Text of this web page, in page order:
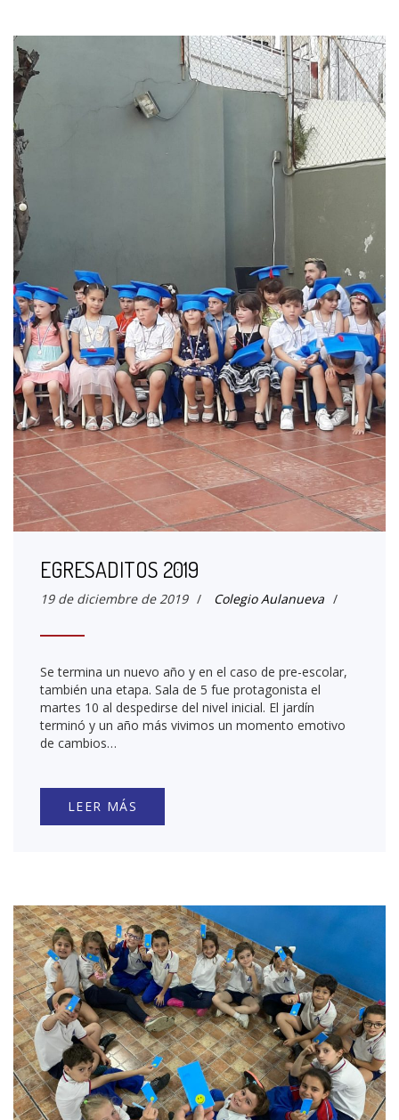
EGRESADITOS 2019
19 de diciembre de 2019 / Colegio Aulanueva /
Se termina un nuevo año y en el caso de pre-escolar,
también una etapa. Sala de 5 fue protagonista el
martes 10 al despedirse del nivel inicial. El jardín
terminó y un año más vivimos un momento emotivo
de cambios…
LEER MÁS